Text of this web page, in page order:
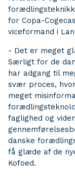
for Copa-
viceformand i
- Det er meget
Særligt for de
har adgang til
svær proces,
meget
faglighed og
danske
få glæde af de
Kofoed.